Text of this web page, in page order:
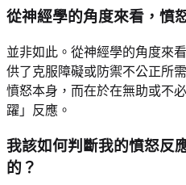
從神經學的角度來看，憤
並非如此。從神經學的角度來
供了克服障礙或防禦不公正所
憤怒本身，而在於在無助或不
躍」反應。
我該如何判斷我的憤怒反
的？